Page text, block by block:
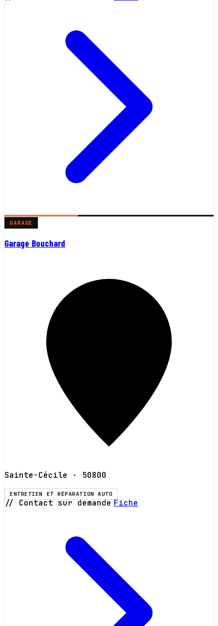
GARAGE
Garage Bouchard
Sainte-Cécile · 50800
ENTRETIEN ET RÉPARATION AUTO
// Contact sur demande Fiche